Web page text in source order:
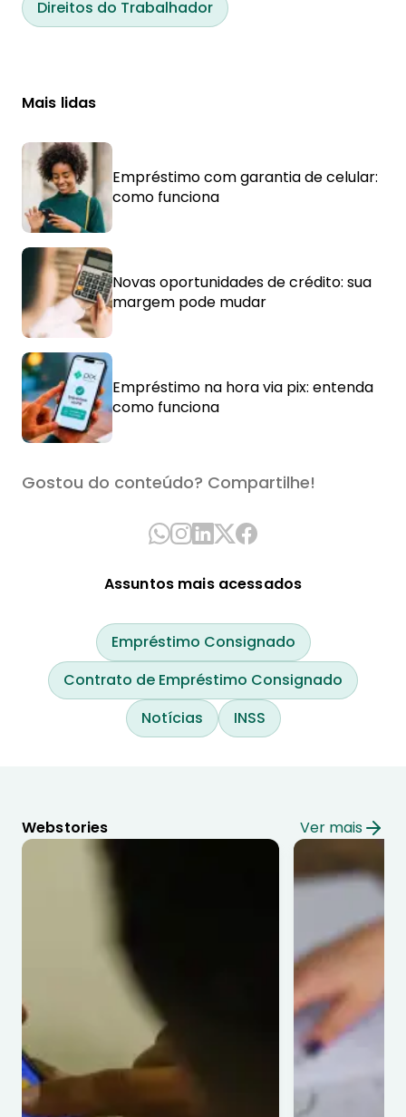
Direitos do Trabalhador
Mais lidas
Empréstimo com garantia de celular:
como funciona
Novas oportunidades de crédito: sua
margem pode mudar
Empréstimo na hora via pix: entenda
como funciona
Gostou do conteúdo? Compartilhe!
Assuntos mais acessados
Empréstimo Consignado
Contrato de Empréstimo Consignado
Notícias
INSS
Webstories Ver mais